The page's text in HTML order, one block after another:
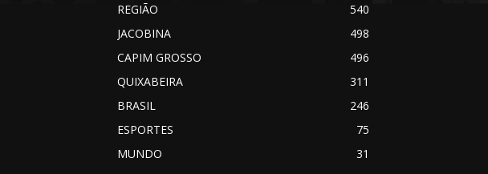
REGIÃO
540
JACOBINA
498
CAPIM GROSSO
496
QUIXABEIRA
311
BRASIL
246
ESPORTES
75
MUNDO
31